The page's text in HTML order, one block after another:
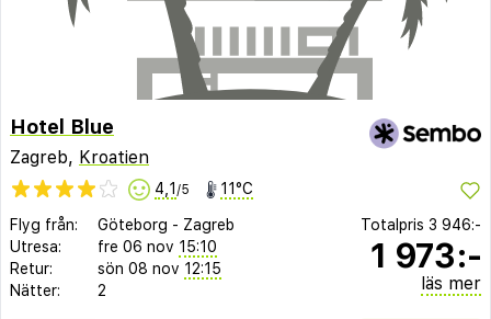
Hotel Blue
Zagreb, Kroatien
4,1 /5 11°C
Flyg från: Göteborg - Zagreb
Utresa:
fre 06 nov 15:10
Retur:
sön 08 nov 12:15
Nätter:
2
Totalpris 3 946:-
1 973:-
läs mer